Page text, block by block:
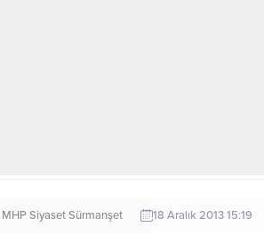
MHPSiyasetSürmanşet 18 Aralık 2013 15:19